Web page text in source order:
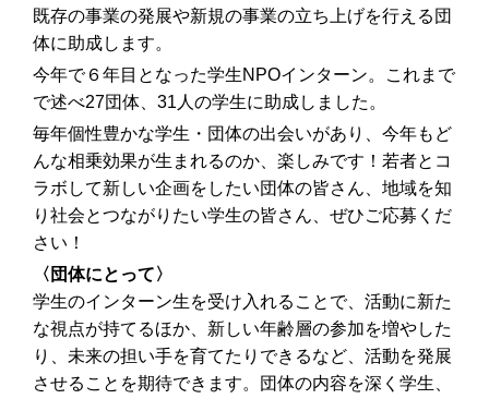
既存の事業の発展や新規の事業の立ち上げを行える団
体に助成します。
今年で６年目となった学生NPOインターン。これまで
で述べ27団体、31人の学生に助成しました。
毎年個性豊かな学生・団体の出会いがあり、今年もど
んな相乗効果が生まれるのか、楽しみです！若者とコ
ラボして新しい企画をしたい団体の皆さん、地域を知
り社会とつながりたい学生の皆さん、ぜひご応募くだ
さい！
〈団体にとって〉
学生のインターン生を受け入れることで、活動に新た
な視点が持てるほか、新しい年齢層の参加を増やした
り、未来の担い手を育てたりできるなど、活動を発展
させることを期待できます。団体の内容を深く学生、